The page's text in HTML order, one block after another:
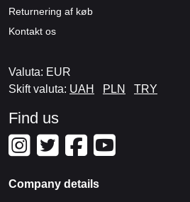
Returnering af køb
Kontakt os
Valuta: EUR
Skift valuta: UAH PLN TRY
Find us
Company details